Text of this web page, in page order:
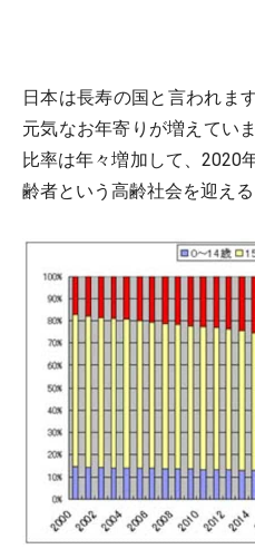
日本は長寿の国と言われま
元気なお年寄りが増えてい
比率は年々増加して、2020
齢者という高齢社会を迎える